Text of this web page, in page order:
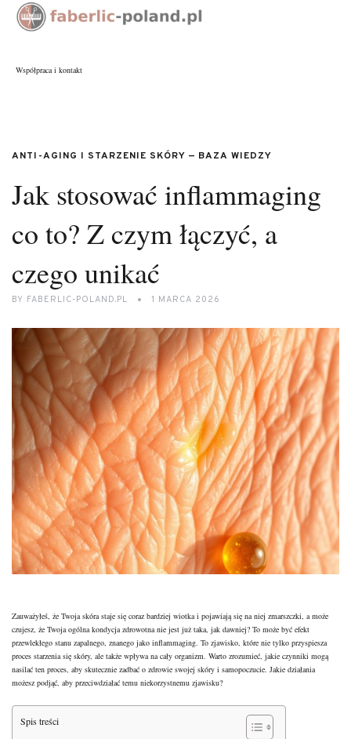
Współpraca i kontakt
ANTI-AGING I STARZENIE SKÓRY — BAZA WIEDZY
Jak stosować inflammaging
co to? Z czym łączyć, a
czego unikać
BY FABERLIC-POLAND.PL 1 MARCA 2026
Zauważyłeś, że Twoja skóra staje się coraz bardziej wiotka i pojawiają się na niej zmarszczki, a może
czujesz, że Twoja ogólna kondycja zdrowotna nie jest już taka, jak dawniej? To może być efekt
przewlekłego stanu zapalnego, znanego jako inflammaging. To zjawisko, które nie tylko przyspiesza
proces starzenia się skóry, ale także wpływa na cały organizm. Warto zrozumieć, jakie czynniki mogą
nasilać ten proces, aby skutecznie zadbać o zdrowie swojej skóry i samopoczucie. Jakie działania
możesz podjąć, aby przeciwdziałać temu niekorzystnemu zjawisku?
Spis treści